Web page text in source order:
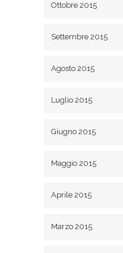
Ottobre 2015
Settembre 2015
Agosto 2015
Luglio 2015
Giugno 2015
Maggio 2015
Aprile 2015
Marzo 2015